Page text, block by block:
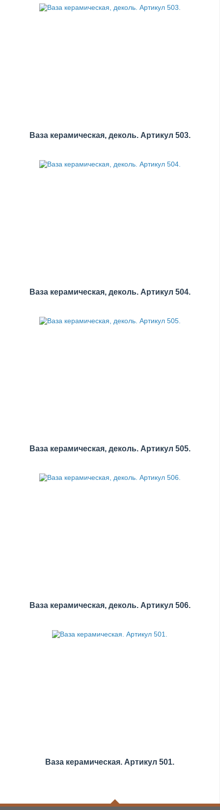
Ваза керамическая, деколь. Артикул 503.
Ваза керамическая, деколь. Артикул 504.
Ваза керамическая, деколь. Артикул 505.
Ваза керамическая, деколь. Артикул 506.
Ваза керамическая. Артикул 501.